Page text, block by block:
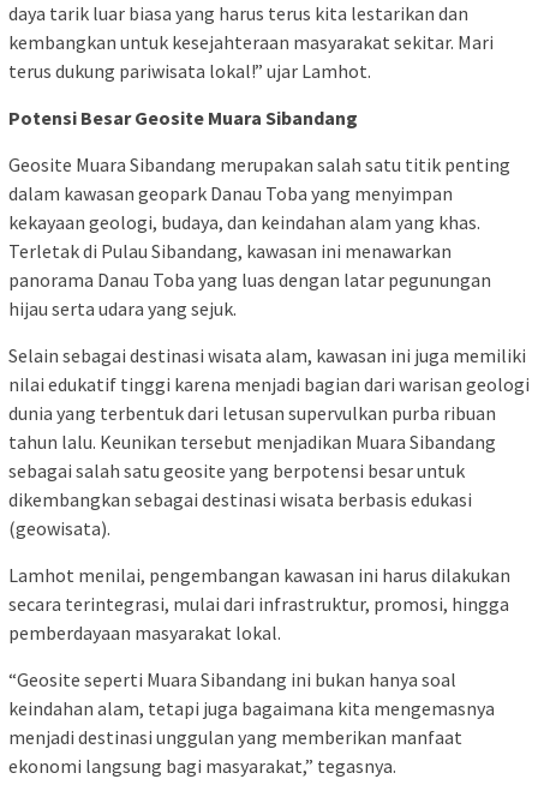
daya tarik luar biasa yang harus terus kita lestarikan dan
kembangkan untuk kesejahteraan masyarakat sekitar. Mari
terus dukung pariwisata lokal!” ujar Lamhot.
Potensi Besar Geosite Muara Sibandang
Geosite Muara Sibandang merupakan salah satu titik penting
dalam kawasan geopark Danau Toba yang menyimpan
kekayaan geologi, budaya, dan keindahan alam yang khas.
Terletak di Pulau Sibandang, kawasan ini menawarkan
panorama Danau Toba yang luas dengan latar pegunungan
hijau serta udara yang sejuk.
Selain sebagai destinasi wisata alam, kawasan ini juga memiliki
nilai edukatif tinggi karena menjadi bagian dari warisan geologi
dunia yang terbentuk dari letusan supervulkan purba ribuan
tahun lalu. Keunikan tersebut menjadikan Muara Sibandang
sebagai salah satu geosite yang berpotensi besar untuk
dikembangkan sebagai destinasi wisata berbasis edukasi
(geowisata).
Lamhot menilai, pengembangan kawasan ini harus dilakukan
secara terintegrasi, mulai dari infrastruktur, promosi, hingga
pemberdayaan masyarakat lokal.
“Geosite seperti Muara Sibandang ini bukan hanya soal
keindahan alam, tetapi juga bagaimana kita mengemasnya
menjadi destinasi unggulan yang memberikan manfaat
ekonomi langsung bagi masyarakat,” tegasnya.